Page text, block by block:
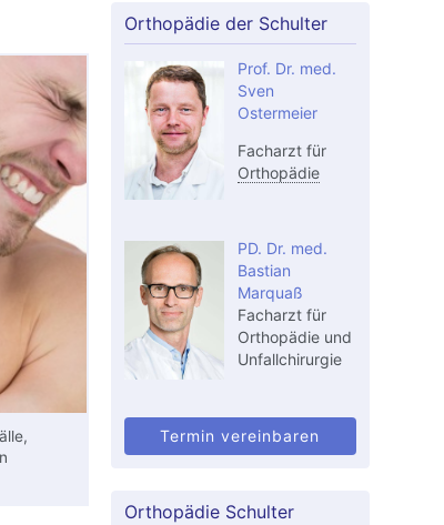
Orthopädie der Schulter
Prof. Dr. med.
Sven
Ostermeier
Facharzt für
Orthopädie
PD. Dr. med.
Bastian
Marquaß
Facharzt für
Orthopädie und
Unfallchirurgie
Termin vereinbaren
Orthopädie Schulter